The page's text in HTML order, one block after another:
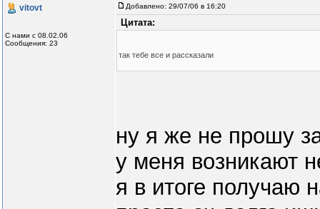
vitovt
С нами с 08.02.06
Сообщения: 23
Добавлено: 29/07/06 в 16:20
Цитата:
так тебе все и рассказали
ну я же не прошу
у меня возникают
я в итоге получаю